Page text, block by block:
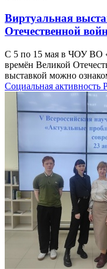
Виртуальная
Отечественной
С 5 по 15 мая в ЧОУ ВО
времён Великой
выставкой можно
Социальная активность